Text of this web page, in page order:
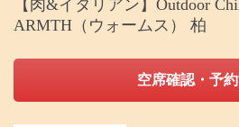
【肉&イタリアン】Outdoor
ARMTH（ウォームス） 柏
空席確認・予